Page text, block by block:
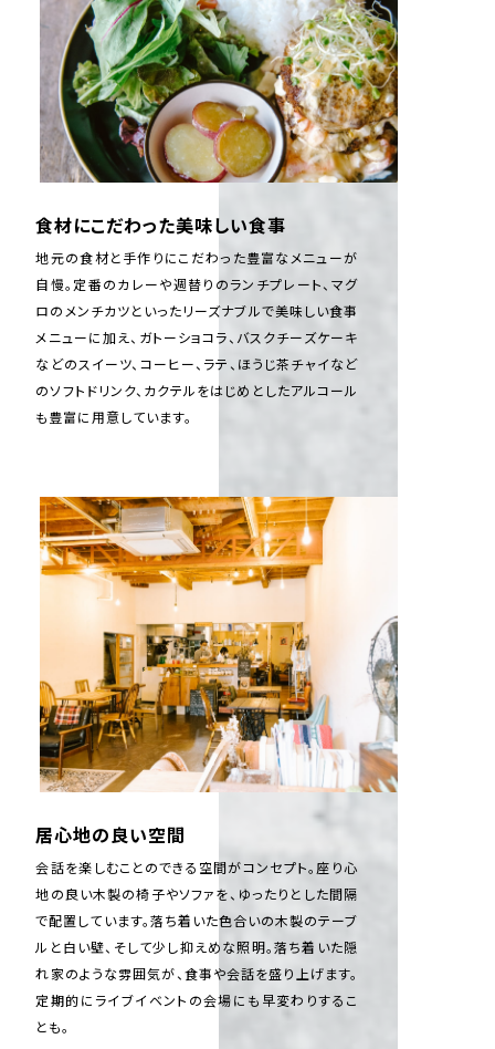
食材にこだわった美味しい食事
地元の食材と手作りにこだわった豊富なメニューが
自慢。定番のカレーや週替りのランチプレート、マグ
ロのメンチカツといったリーズナブルで美味しい食事
メニューに加え、ガトーショコラ、バスクチーズケーキ
などのスイーツ、コーヒー、ラテ、ほうじ茶チャイなど
のソフトドリンク、カクテルをはじめとしたアルコール
も豊富に用意しています。
居心地の良い空間
会話を楽しむことのできる空間がコンセプト。座り心
地の良い木製の椅子やソファを、ゆったりとした間隔
で配置しています。落ち着いた色合いの木製のテーブ
ルと白い壁、そして少し抑えめな照明。落ち着いた隠
れ家のような雰囲気が、食事や会話を盛り上げます。
定期的にライブイベントの会場にも早変わりするこ
とも。